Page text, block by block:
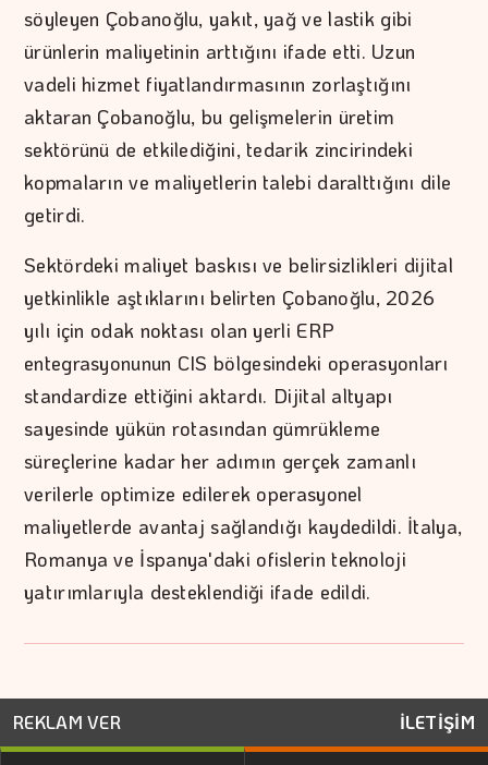
söyleyen Çobanoğlu, yakıt, yağ ve lastik gibi
ürünlerin maliyetinin arttığını ifade etti. Uzun
vadeli hizmet fiyatlandırmasının zorlaştığını
aktaran Çobanoğlu, bu gelişmelerin üretim
sektörünü de etkilediğini, tedarik zincirindeki
kopmaların ve maliyetlerin talebi daralttığını dile
getirdi.
Sektördeki maliyet baskısı ve belirsizlikleri dijital
yetkinlikle aştıklarını belirten Çobanoğlu, 2026
yılı için odak noktası olan yerli ERP
entegrasyonunun CIS bölgesindeki operasyonları
standardize ettiğini aktardı. Dijital altyapı
sayesinde yükün rotasından gümrükleme
süreçlerine kadar her adımın gerçek zamanlı
verilerle optimize edilerek operasyonel
maliyetlerde avantaj sağlandığı kaydedildi. İtalya,
Romanya ve İspanya'daki ofislerin teknoloji
yatırımlarıyla desteklendiği ifade edildi.
REKLAM VER İLETİŞİM